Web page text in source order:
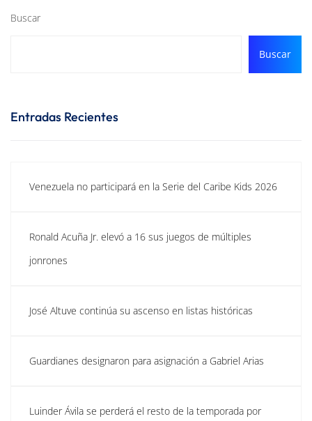
Buscar
Buscar
Entradas Recientes
Venezuela no participará en la Serie del Caribe Kids 2026
Ronald Acuña Jr. elevó a 16 sus juegos de múltiples
jonrones
José Altuve continúa su ascenso en listas históricas
Guardianes designaron para asignación a Gabriel Arias
Luinder Ávila se perderá el resto de la temporada por